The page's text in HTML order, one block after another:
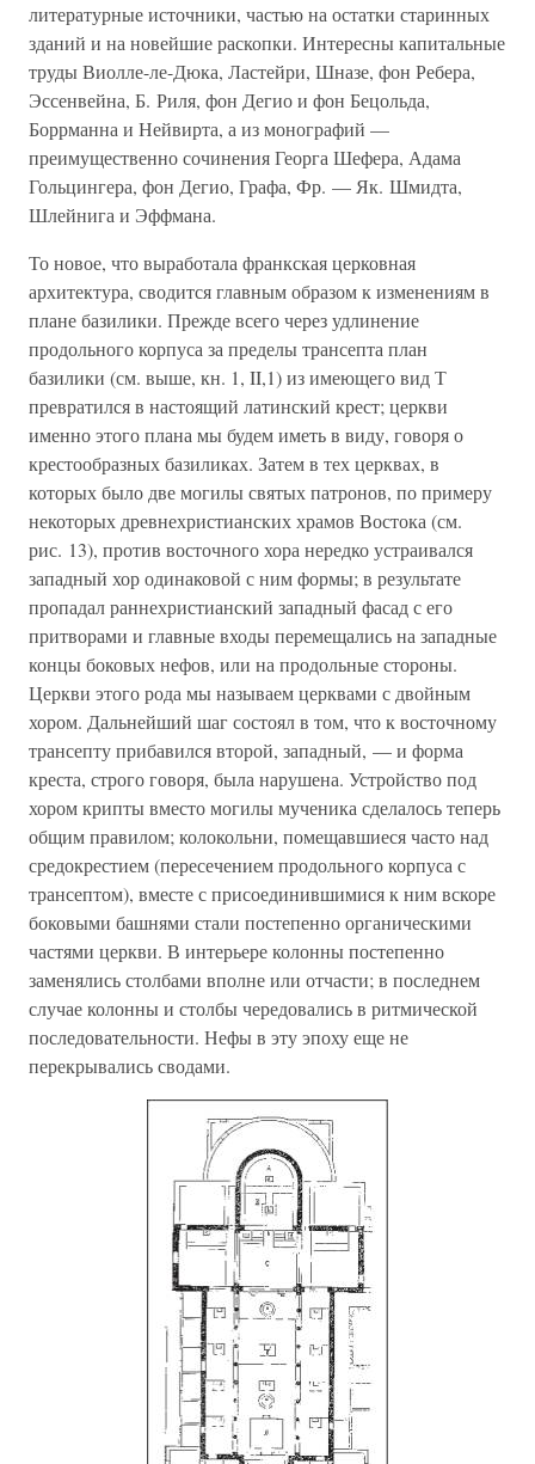
литературные источники, частью на остатки старинных
зданий и на новейшие раскопки. Интересны капитальные
труды Виолле-ле-Дюка, Ластейри, Шназе, фон Ребера,
Эссенвейна, Б. Риля, фон Дегио и фон Бецольда,
Боррманна и Нейвирта, а из монографий —
преимущественно сочинения Георга Шефера, Адама
Гольцингера, фон Дегио, Графа, Фр. — Як. Шмидта,
Шлейнига и Эффмана.
То новое, что выработала франкская церковная
архитектура, сводится главным образом к изменениям в
плане базилики. Прежде всего через удлинение
продольного корпуса за пределы трансепта план
базилики (см. выше, кн. 1, II,1) из имеющего вид Т
превратился в настоящий латинский крест; церкви
именно этого плана мы будем иметь в виду, говоря о
крестообразных базиликах. Затем в тех церквах, в
которых было две могилы святых патронов, по примеру
некоторых древнехристианских храмов Востока (см.
рис. 13), против восточного хора нередко устраивался
западный хор одинаковой с ним формы; в результате
пропадал раннехристианский западный фасад с его
притворами и главные входы перемещались на западные
концы боковых нефов, или на продольные стороны.
Церкви этого рода мы называем церквами с двойным
хором. Дальнейший шаг состоял в том, что к восточному
трансепту прибавился второй, западный, — и форма
креста, строго говоря, была нарушена. Устройство под
хором крипты вместо могилы мученика сделалось теперь
общим правилом; колокольни, помещавшиеся часто над
средокрестием (пересечением продольного корпуса с
трансептом), вместе с присоединившимися к ним вскоре
боковыми башнями стали постепенно органическими
частями церкви. В интерьере колонны постепенно
заменялись столбами вполне или отчасти; в последнем
случае колонны и столбы чередовались в ритмической
последовательности. Нефы в эту эпоху еще не
перекрывались сводами.